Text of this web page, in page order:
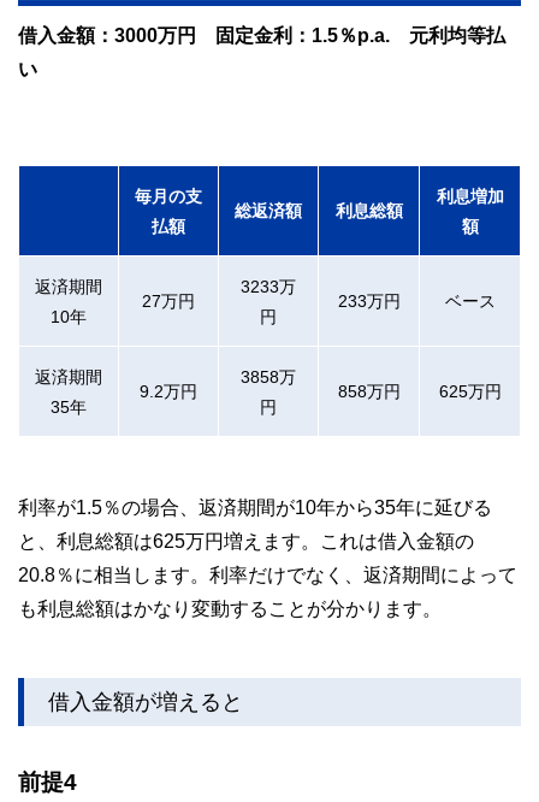
借入金額：3000万円 固定金利：1.5％p.a. 元利均等払
い
毎月の支
払額
総返済額 利息総額
利息増加
額
返済期間
10年
27万円
3233万
円
233万円 ベース
返済期間
35年
9.2万円
3858万
円
858万円 625万円
利率が1.5％の場合、返済期間が10年から35年に延びる
と、利息総額は625万円増えます。これは借入金額の
20.8％に相当します。利率だけでなく、返済期間によって
も利息総額はかなり変動することが分かります。
借入金額が増えると
前提4